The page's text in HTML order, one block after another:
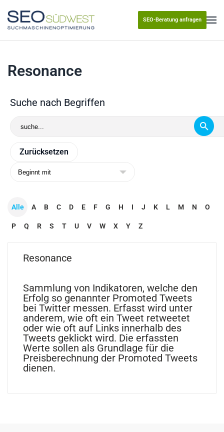
Skip to main content
SEO-Beratung anfragen
Resonance
Suche nach Begriffen
Alle A B C D E F G H I J K L M N O
P Q R S T U V W X Y Z
Resonance
Sammlung von Indikatoren, welche den
Erfolg so genannter Promoted Tweets
bei Twitter messen. Erfasst wird unter
anderem, wie oft ein Tweet retweetet
oder wie oft auf Links innerhalb des
Tweets geklickt wird. Die erfassten
Werte sollen als Grundlage für die
Preisberechnung der Promoted Tweets
dienen.